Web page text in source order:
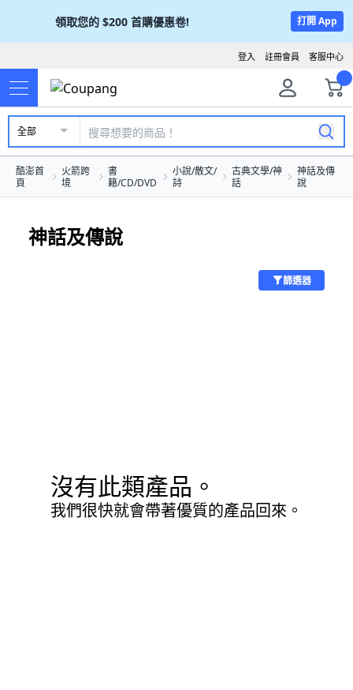
領取您的 $200 首購優惠卷! 打開 App
客服中心
註冊會員
登入
全部
酷澎首
頁
火箭跨
境
書
籍/CD/DVD
小說/散文/
詩
古典文學/神
話
神話及傳
說
神話及傳說
篩選器
沒有此類產品。
我們很快就會帶著優質的產品回來。